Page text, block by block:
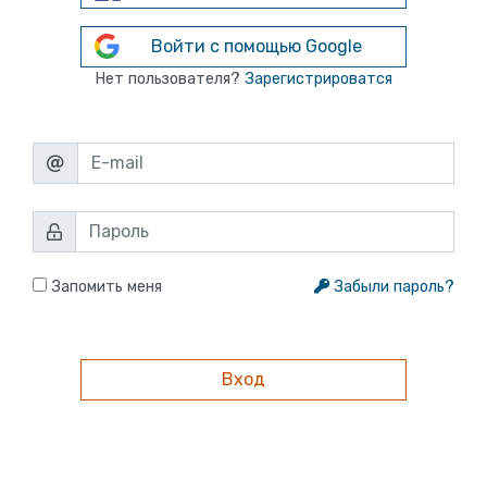
Войти с помощью Google
Нет пользователя? Зарегистрироватся
Запомить меня Забыли пароль?